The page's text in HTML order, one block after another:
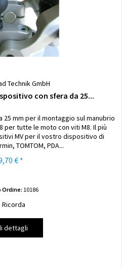
Technik GmbH
con sfera da 25...
mm per il montaggio sul manubrio
per tutte le moto con viti M8. Il più
MV per il vostro dispositivo di
TOMTOM, PDA...
€ *
Ordine: 10186
Ricorda
dettagli